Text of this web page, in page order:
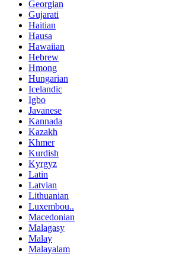
Georgian
Gujarati
Haitian
Hausa
Hawaiian
Hebrew
Hmong
Hungarian
Icelandic
Igbo
Javanese
Kannada
Kazakh
Khmer
Kurdish
Kyrgyz
Latin
Latvian
Lithuanian
Luxembou..
Macedonian
Malagasy
Malay
Malayalam